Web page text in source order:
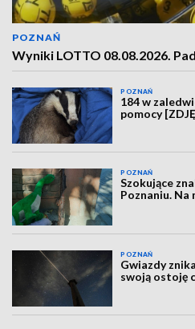
POZNAŃ
Wyniki LOTTO 08.08.2026.
POZNAŃ
184 w
pomocy
POZNAŃ
Szokujące
Poznaniu. Na
POZNAŃ
Gwiazdy
swoją ostoję